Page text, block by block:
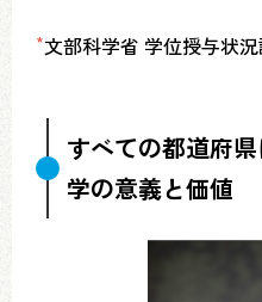
*文部科学省 学位授与状況
すべての都道府
学の意義と価値